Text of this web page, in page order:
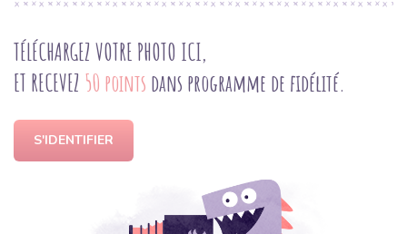
TÉLÉCHARGEZ VOTRE PHOTO ICI,
ET RECEVEZ 50 points dans programme de fidélité.
S'IDENTIFIER